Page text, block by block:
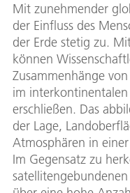
Mit zunehmender
der Einﬂuss des
der Erde stetig zu.
können
Zusammenhänge
im
erschließen. Das
der Lage,
Atmosphären in
Im Gegensatz zu